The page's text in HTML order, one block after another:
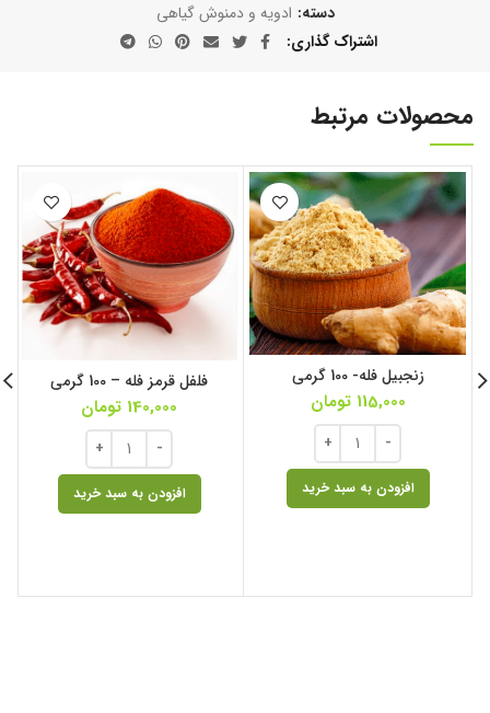
دسته: ادویه و دمنوش گیاهی
اشتراک گذاری
محصولات مرتبط
زنجبیل فله- 100 گرمی
115,000 تومان
افزودن به سبد خرید
فلفل قرمز فله – 100 گرمی
140,000 تومان
افزودن به سبد خرید